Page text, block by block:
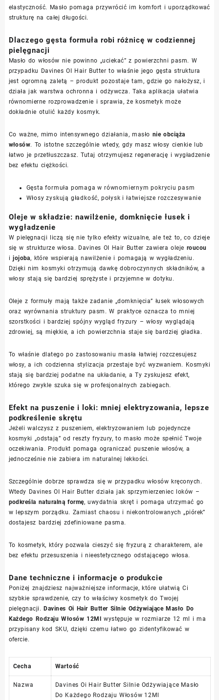
elastyczność. Masło pomaga przywrócić im komfort i uporządkować
strukturę na całej długości.
Dlaczego gęsta formuła robi różnicę w codziennej
pielęgnacji
Masło do włosów nie powinno „uciekać” z powierzchni pasm. W
przypadku Davines OI Hair Butter to właśnie jego gęsta struktura
jest ogromną zaletą – produkt pozostaje tam, gdzie go nałożysz, i
działa jak warstwa ochronna i odżywcza. Taka aplikacja ułatwia
równomierne rozprowadzenie i sprawia, że kosmetyk może
dokładnie otulić każdy kosmyk.
Co ważne, mimo intensywnego działania, masło nie obciąża
włosów. To istotne szczególnie wtedy, gdy masz włosy cienkie lub
łatwo je przetłuszczasz. Tutaj otrzymujesz regenerację i wygładzenie
bez efektu ciężkości.
Gęsta formuła pomaga w równomiernym pokryciu pasm
Włosy zyskują gładkość, połysk i łatwiejsze rozczesywanie
Oleje w składzie: nawilżenie, domknięcie łusek i
wygładzenie
W pielęgnacji liczą się nie tylko efekty wizualne, ale też to, co dzieje
się w strukturze włosa. Davines OI Hair Butter zawiera oleje roucou
ijojoba, które wspierają nawilżenie i pomagają w wygładzeniu.
Dzięki nim kosmyki otrzymują dawkę dobroczynnych składników, a
włosy stają się bardziej sprężyste i przyjemne w dotyku.
Oleje z formuły mają także zadanie „domknięcia” łusek włosowych
oraz wyrównania struktury pasm. W praktyce oznacza to mniej
szorstkości i bardziej spójny wygląd fryzury – włosy wyglądają
zdrowiej, są miękkie, a ich powierzchnia staje się bardziej gładka.
To właśnie dlatego po zastosowaniu masła łatwiej rozczesujesz
włosy, a ich codzienna stylizacja przestaje być wyzwaniem. Kosmyki
stają się bardziej podatne na układanie, a Ty zyskujesz efekt,
którego zwykle szuka się w profesjonalnych zabiegach.
Efekt na puszenie i loki: mniej elektryzowania, lepsze
podkreślenie skrętu
Jeżeli walczysz z puszeniem, elektryzowaniem lub pojedyncze
kosmyki „odstają” od reszty fryzury, to masło może spełnić Twoje
oczekiwania. Produkt pomaga ograniczać puszenie włosów, a
jednocześnie nie zabiera im naturalnej lekkości.
Szczególnie dobrze sprawdza się w przypadku włosów kręconych.
Wtedy Davines OI Hair Butter działa jak sprzymierzeniec loków –
podkreśla naturalną formę, uwydatnia skręt i pomaga utrzymać go
w lepszym porządku. Zamiast chaosu i niekontrolowanych „piórek”
dostajesz bardziej zdefiniowane pasma.
To kosmetyk, który pozwala cieszyć się fryzurą z charakterem, ale
bez efektu przesuszenia i nieestetycznego odstającego włosa.
Dane techniczne i informacje o produkcie
Poniżej znajdziesz najważniejsze informacje, które ułatwią Ci
szybkie sprawdzenie, czy to właściwy kosmetyk do Twojej
pielęgnacji. Davines Oi Hair Butter Silnie Odżywiające Masło Do
Każdego Rodzaju Włosów 12Ml
występuje w rozmiarze 12 ml i ma
przypisany kod SKU, dzięki czemu łatwo go zidentyfikować w
ofercie.
Cecha Wartość
Nazwa
Davines Oi Hair Butter Silnie Odżywiające Masło
Do Każdego Rodzaju Włosów 12Ml